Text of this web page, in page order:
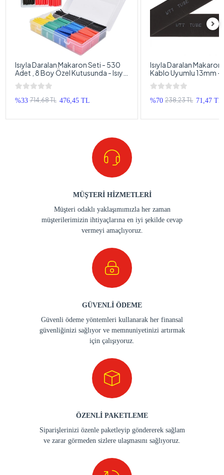
Isıyla Daralan Makaron Seti - 530
Adet , 8 Boy Özel Kutusunda - Isıyla
Daralan Makoron
%33 714,68 TL 476,45 TL
Isıyla Daralan
Kablo Uyumlu 13mm -
Daralan Makoron - 1
%70 238,23 TL 71,47 TL
MÜŞTERİ HİZMETLERİ
Müşteri odaklı yaklaşımımızla her zaman
müşterilerimizin ihtiyaçlarına en iyi şekilde cevap
vermeyi amaçlıyoruz.
GÜVENLİ ÖDEME
Güvenli ödeme yöntemleri kullanarak her finansal
güvenliğinizi sağlıyor ve memnuniyetinizi artırmak
için çalışıyoruz.
ÖZENLİ PAKETLEME
Siparişlerinizi özenle paketleyip göndererek sağlam
ve zarar görmeden sizlere ulaşmasını sağlıyoruz.